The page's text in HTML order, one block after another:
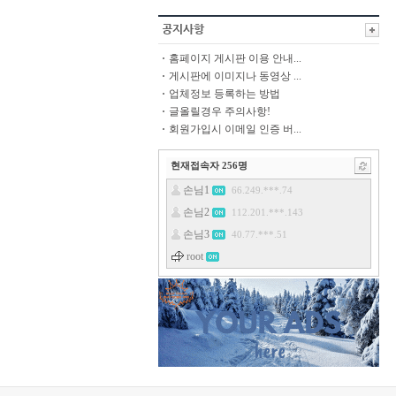
홈페이지 게시판 이용 안내...
게시판에 이미지나 동영상 ...
업체정보 등록하는 방법
글올릴경우 주의사항!
회원가입시 이메일 인증 버...
현재접속자 256명